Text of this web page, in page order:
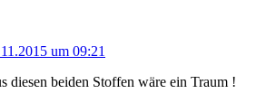
um 09:21
diesen beiden Stoffen wäre ein Traum !